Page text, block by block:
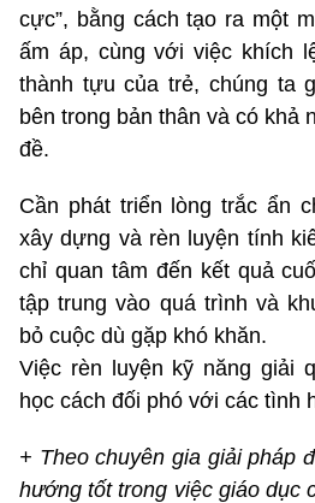
cực”, bằng cách tạo ra một
ấm áp, cùng với việc khích
thành tựu của trẻ, chúng ta
bên trong bản thân và có khả
đề.
Cần phát triển lòng trắc ẩn
xây dựng và rèn luyện tính
chỉ quan tâm đến kết quả
tập trung vào quá trình và
bỏ cuộc dù gặp khó khăn.
Việc rèn luyện kỹ năng giải
học cách đối phó với các tình
+ Theo chuyên gia giải pháp
hướng tốt trong việc giáo dục